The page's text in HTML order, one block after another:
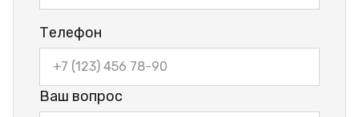
Телефон
Ваш вопрос